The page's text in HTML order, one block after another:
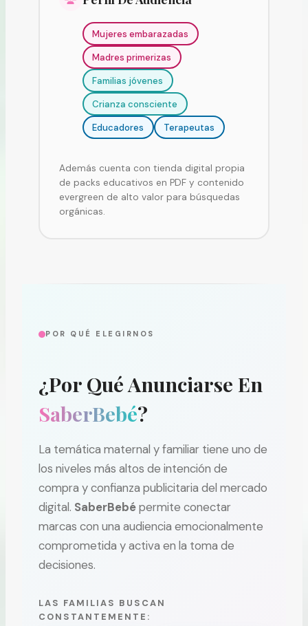
Mujeres embarazadas
Madres primerizas
Familias jóvenes
Crianza consciente
Educadores
Terapeutas
Además cuenta con tienda digital propia
de packs educativos en PDF y contenido
evergreen de alto valor para búsquedas
orgánicas.
POR QUÉ ELEGIRNOS
¿Por Qué Anunciarse En
SaberBebé?
La temática maternal y familiar tiene uno de
los niveles más altos de intención de
compra y confianza publicitaria del mercado
digital. SaberBebépermite conectar
marcas con una audiencia emocionalmente
comprometida y activa en la toma de
decisiones.
LAS FAMILIAS BUSCAN
CONSTANTEMENTE: